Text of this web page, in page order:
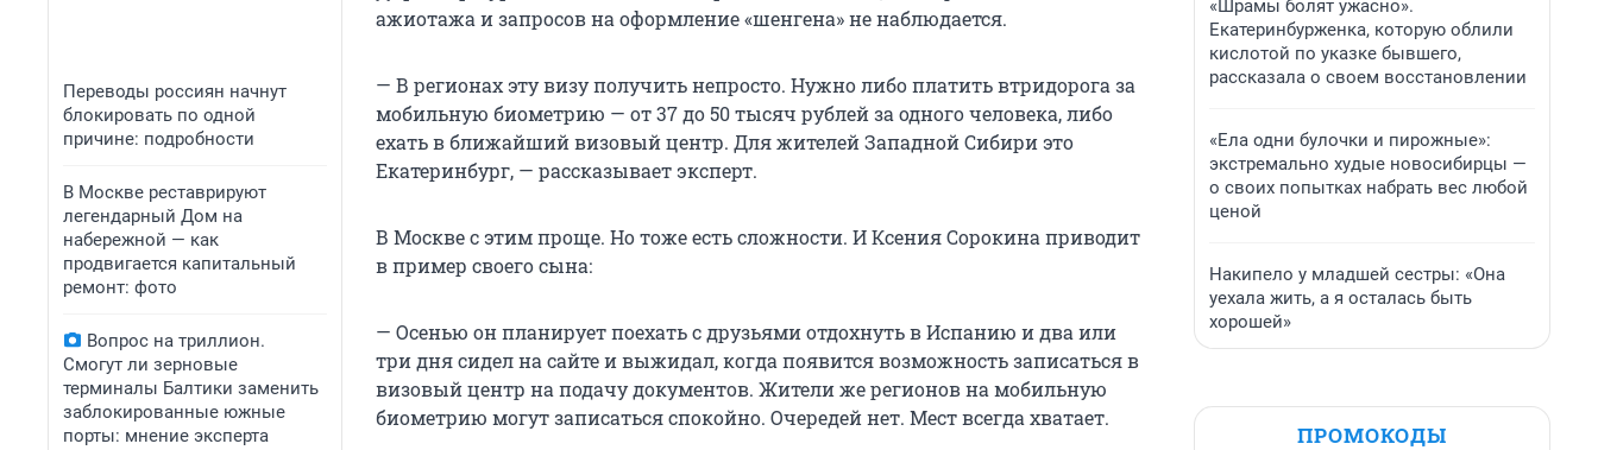
Переводы россиян начнут
блокировать по одной
причине: подробности
В Москве реставрируют
легендарный Дом на
набережной — как
продвигается капитальный
ремонт: фото
Вопрос на триллион.
Смогут ли зерновые
терминалы Балтики заменить
заблокированные южные
порты: мнение эксперта
ажиотажа и запросов на оформление «шенгена» не наблюдается.
— В регионах эту визу получить непросто. Нужно либо платить втридорога за
мобильную биометрию — от 37 до50 тысяч рублей за одного человека, либо
ехать в ближайший визовый центр. Для жителей Западной Сибири это
Екатеринбург, — рассказывает эксперт.
В Москве с этим проще. Но тоже есть сложности. И Ксения Сорокина приводит
в пример своего сына:
— Осенью он планирует поехать с друзьями отдохнуть в Испанию и два или
три дня сидел на сайте и выжидал, когда появится возможность записаться в
визовый центр на подачу документов. Жители же регионов на мобильную
биометрию могут записаться спокойно. Очередей нет. Мест всегда хватает.
«Шрамы болят ужасно».
Екатеринбурженка, которую облили
кислотой по указке бывшего,
рассказала о своем восстановлении
«Ела одни булочки и пирожные»:
экстремально худые новосибирцы —
о своих попытках набрать вес любой
ценой
Накипело у младшей сестры: «Она
уехала жить, а я осталась быть
хорошей»
ПРОМОКОДЫ